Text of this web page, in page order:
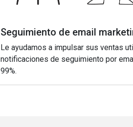
Seguimiento de email
Le ayudamos a impulsar sus ventas
notificaciones de seguimiento por
99%.